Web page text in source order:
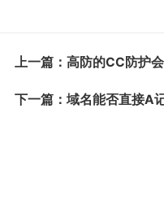
上一篇：高防的CC防护
下一篇：域名能否直接A